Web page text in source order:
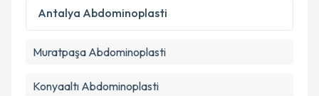
Metni 'ni okudum ve kişisel verilerimin belirtilen
kapsamda işlenmesini kabul ediyorum.
Antalya Abdominoplasti
Muratpaşa Abdominoplasti
Konyaaltı Abdominoplasti